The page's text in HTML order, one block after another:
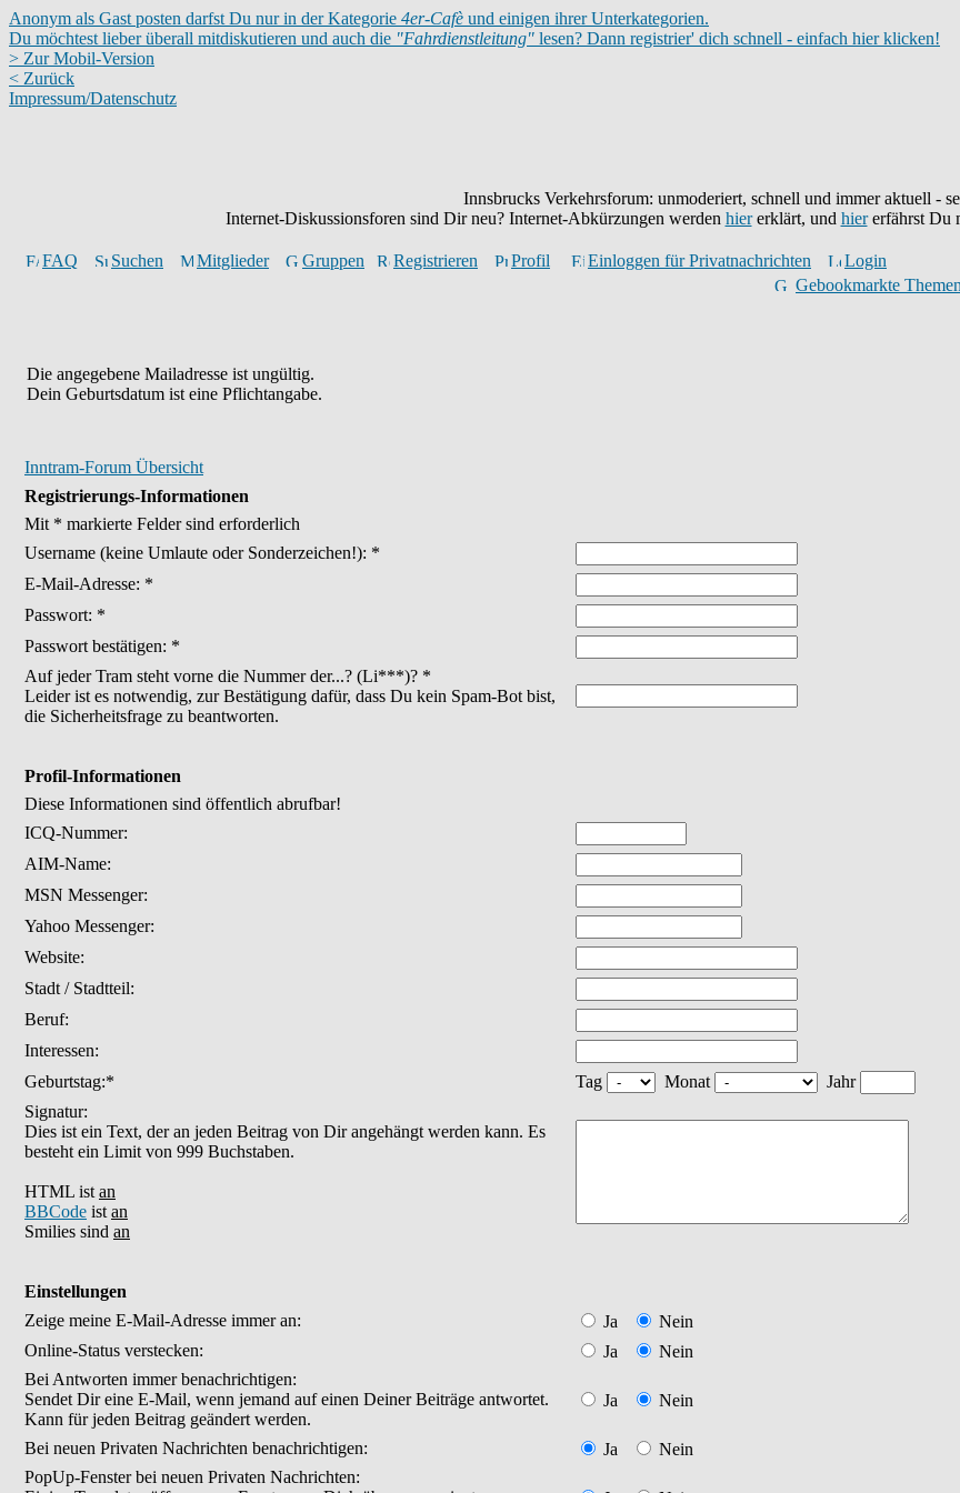
Anonym als Gast posten darfst Du nur in der Kategorie 4er-Cafè und einigen ihrer Unterkategorien.
Du möchtest lieber überall mitdiskutieren und auch die "Fahrdienstleitung" lesen? Dann registrier' dich schnell - einfach hier klicken!
> Zur Mobil-Version
< Zurück
Impressum/Datenschutz
Innsbrucks Verkehrsforum: unmoderiert, schnell und immer aktuell -
Internet-Diskussionsforen sind Dir neu? Internet-Abkürzungen werden hiererklärt, und hiererfährst Du
FAQ Suchen Mitglieder Gruppen Registrieren Profil Einloggen für Privatnachrichten
Login
Gebookmarkte Themen
Die angegebene Mailadresse ist ungültig.
Dein Geburtsdatum ist eine Pflichtangabe.
Inntram-Forum Übersicht
Registrierungs-Informationen
Mit * markierte Felder sind erforderlich
Username (keine Umlaute oder Sonderzeichen!): *
E-Mail-Adresse: *
Passwort: *
Passwort bestätigen: *
Auf jeder Tram steht vorne die Nummer der...? (Li***)? *
Leider ist es notwendig, zur Bestätigung dafür, dass Du kein Spam-Bot bist,
die Sicherheitsfrage zu beantworten.
Profil-Informationen
Diese Informationen sind öffentlich abrufbar!
ICQ-Nummer:
AIM-Name:
MSN Messenger:
Yahoo Messenger:
Website:
Stadt / Stadtteil:
Beruf:
Interessen:
Geburtstag:*
Tag Monat
Jahr
Signatur:
Dies ist ein Text, der an jeden Beitrag von Dir angehängt werden kann. Es
besteht ein Limit von 999 Buchstaben.
HTML ist an
BBCode ist an
Smilies sind an
Einstellungen
Zeige meine E-Mail-Adresse immer an:
Ja
Nein
Online-Status verstecken:
Ja
Nein
Bei Antworten immer benachrichtigen:
Sendet Dir eine E-Mail, wenn jemand auf einen Deiner Beiträge antwortet.
Kann für jeden Beitrag geändert werden.
Ja Nein
Bei neuen Privaten Nachrichten benachrichtigen: Ja
Nein
PopUp-Fenster bei neuen Privaten Nachrichten: